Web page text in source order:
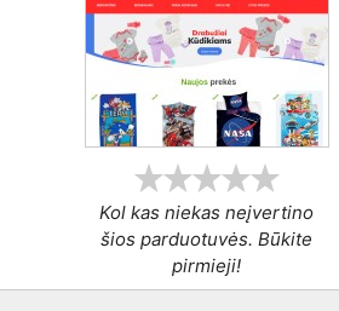
Kol kas niekas neįvertino
šios parduotuvės. Būkite
pirmieji!